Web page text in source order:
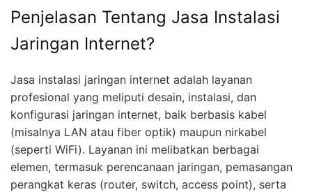
Penjelasan Tentang Jasa Instalasi
Jaringan Internet?
Jasa instalasi jaringan internet adalah layanan
profesional yang meliputi desain, instalasi, dan
konfigurasi jaringan internet, baik berbasis kabel
(misalnya LAN atau fiber optik) maupun nirkabel
(seperti WiFi). Layanan ini melibatkan berbagai
elemen, termasuk perencanaan jaringan, pemasangan
perangkat keras (router, switch, access point), serta